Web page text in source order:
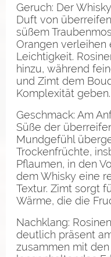
Geruch: Der
Duft von
süßem
Orangen verleihen
Leichtigkeit.
hinzu, während
und Zimt dem
Komplexität geben.
Geschmack: Am
Süße der
Mundgefühl
Trockenfrüchte,
Pflaumen, in den
dem Whisky eine
Textur. Zimt sorgt
Wärme, die die
Nachklang:
deutlich präsent
zusammen mit